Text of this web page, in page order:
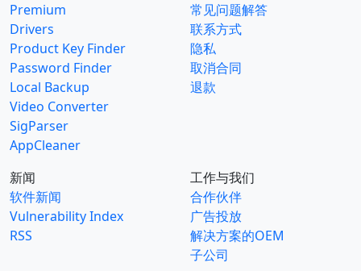
Premium
Drivers
Product Key Finder
Password Finder
Local Backup
Video Converter
SigParser
AppCleaner
常见问题解答
联系方式
隐私
取消合同
退款
新闻
软件新闻
Vulnerability Index
RSS
工作与我们
合作伙伴
广告投放
解决方案的OEM
子公司